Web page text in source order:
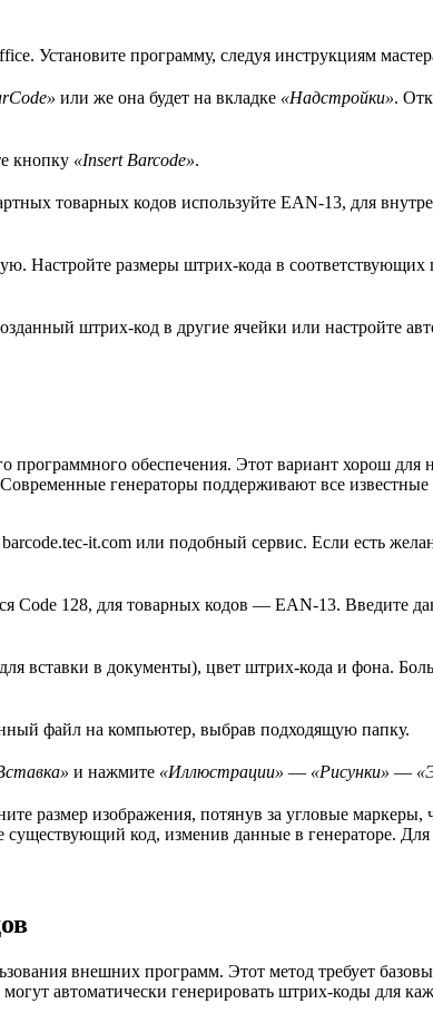
Установите программу, следуя инструкциям
или же она будет на вкладке «Надстройки».
кнопку «Insert Barcode».
товарных кодов используйте EAN-13, для
Настройте размеры штрих-кода в
штрих-код в другие ячейки или настройте
обеспечения. Этот вариант хорош для
генераторы поддерживают все
it.com или подобный сервис. Если есть
Code 128, для товарных кодов — EAN-13. Введите
вставки в документы), цвет штрих-кода и фона.
файл на компьютер, выбрав подходящую папку.
и нажмите «Иллюстрации» — «Рисунки» —
размер изображения, потянув за угловые маркеры,
код, изменив данные в генераторе. Для
внешних программ. Этот метод требует
автоматически генерировать штрих-коды для